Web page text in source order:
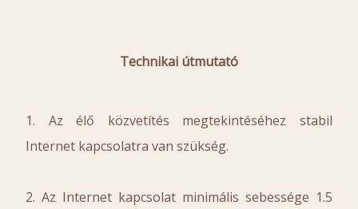
Technikai útmutató
1. Az élő közvetítés megtekintéséhez stabil
Internet kapcsolatra van szükség.
2. Az Internet kapcsolat minimális sebessége 1.5